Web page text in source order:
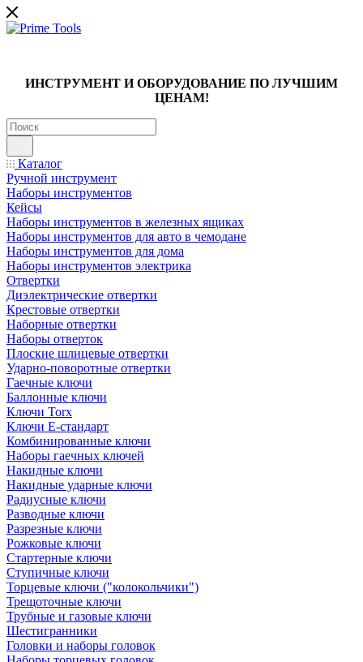
ИНСТРУМЕНТ И ОБОРУДОВАНИЕ ПО ЛУЧШИМ
ЦЕНАМ!
Каталог
Ручной инструмент
Наборы инструментов
Кейсы
Наборы инструментов в железных ящиках
Наборы инструментов для авто в чемодане
Наборы инструментов для дома
Наборы инструментов электрика
Отвертки
Диэлектрические отвертки
Крестовые отвертки
Наборные отвертки
Наборы отверток
Плоские шлицевые отвертки
Ударно-поворотные отвертки
Гаечные ключи
Баллонные ключи
Ключи Torx
Ключи Е-стандарт
Комбинированные ключи
Наборы гаечных ключей
Накидные ключи
Накидные ударные ключи
Радиусные ключи
Разводные ключи
Разрезные ключи
Рожковые ключи
Стартерные ключи
Ступичные ключи
Торцевые ключи ("колокольчики")
Трещоточные ключи
Трубные и газовые ключи
Шестигранники
Головки и наборы головок